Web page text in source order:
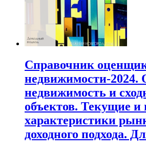
Справочник
недвижимости-2024.
недвижимость и
объектов. Текущие и
характеристики
доходного подхода.